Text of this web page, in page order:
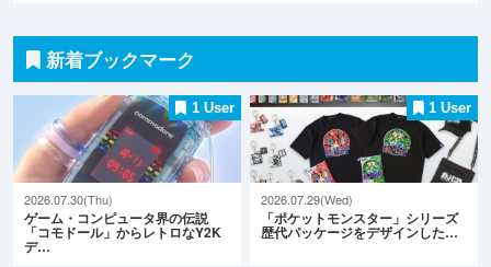
新着ブックマーク
1 User
2026.07.30(Thu)
ゲーム・コンピュータ界の伝説
「コモドール」からレトロなY2K
デ…
1 User
2026.07.29(Wed)
「ポケットモンスター」シリーズ
歴代パッケージをデザインした…